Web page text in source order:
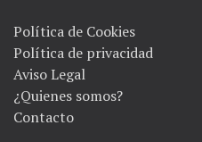
Política de Cookies
Política de privacidad
Aviso Legal
¿Quienes somos?
Contacto